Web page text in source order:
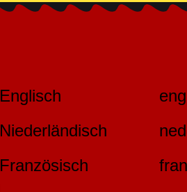
Englisch
Niederländisch
Französisch